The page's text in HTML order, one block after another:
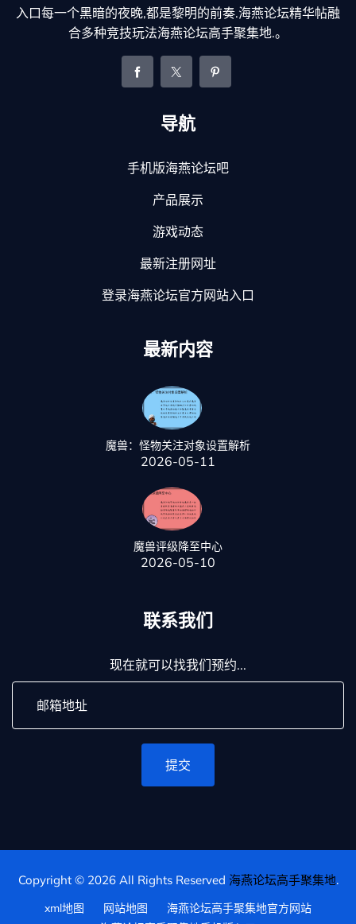
入口每一个黑暗的夜晚,都是黎明的前奏.海燕论坛精华帖融
合多种竞技玩法海燕论坛高手聚集地.。
导航
手机版海燕论坛吧
产品展示
游戏动态
最新注册网址
登录海燕论坛官方网站入口
最新内容
魔兽：怪物关注对象设置解析
2026-05-11
魔兽评级降至中心
2026-05-10
联系我们
现在就可以找我们预约...
提交
Copyright © 2026 All Rights Reserved 海燕论坛高手聚集地.
xml地图 网站地图
海燕论坛高手聚集地官方网站